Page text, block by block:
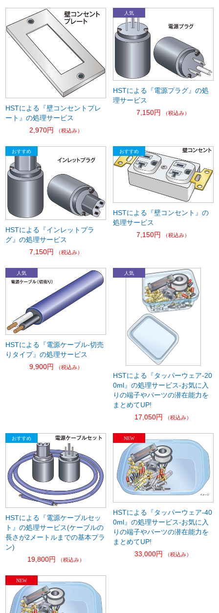
HSTによる『壁コンセントプレ
ート』の処理サービス
2,970円
（税込み）
HSTによる『電源プラグ』の処
理サービス
7,150円
（税込み）
HSTによる『インレットプラ
グ』の処理サービス
7,150円
（税込み）
HSTによる『壁コンセント』の
処理サービス
7,150円
（税込み）
HSTによる『電源ケーブル-切売
りタイプ』の処理サービス
9,900円
（税込み）
HSTによる『タッパーウェア-20
0ml』の処理サービス-お気に入
りの端子やパーツの潜在能力を
まとめてUP!
17,050円
（税込み）
HSTによる『電源ケーブルセッ
ト』の処理サービス(ケーブルの
長さが2メートルまでの基本プラ
ン)
19,800円
（税込み）
HSTによる『タッパーウェア-40
0ml』の処理サービス-お気に入
りの端子やパーツの潜在能力を
まとめてUP!
33,000円
（税込み）